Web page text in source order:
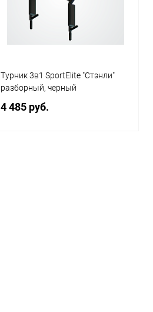
Турник 3в1 SportElite "Стэнли"
разборный, черный
4 485 руб.